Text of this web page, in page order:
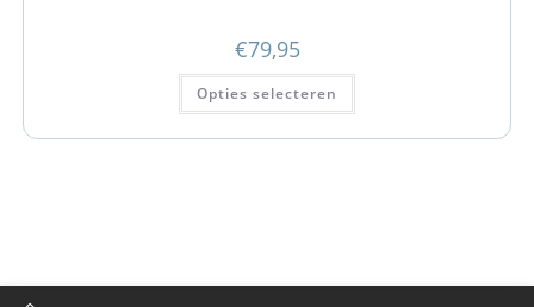
€79,95
Opties selecteren